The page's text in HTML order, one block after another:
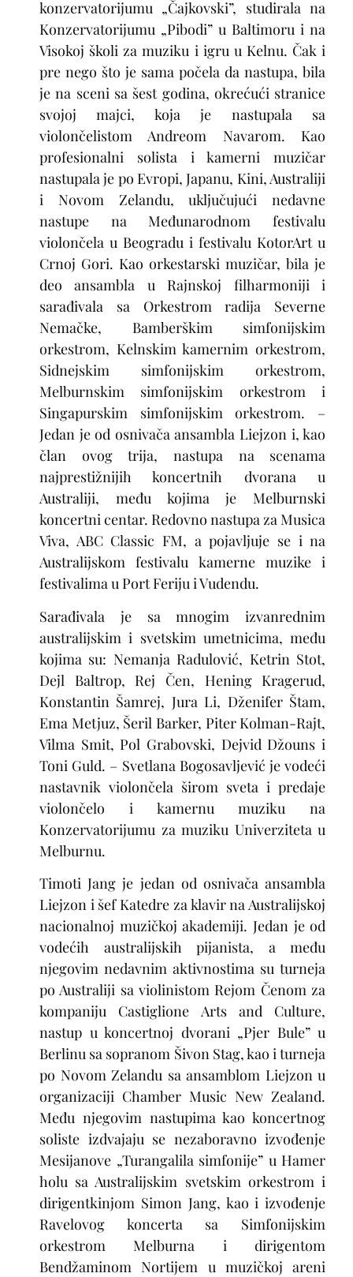
konzervatorijumu „Čajkovski”, studirala na
Konzervatorijumu „Pibodi” u Baltimoru i na
Visokoj školi za muziku i igru u Kelnu. Čak i
pre nego što je sama počela da nastupa, bila
je na sceni sa šest godina, okrećući stranice
svojoj majci, koja je nastupala sa
violončelistom Andreom Navarom. Kao
profesionalni solista i kamerni muzičar
nastupala je po Evropi, Japanu, Kini, Australiji
i Novom Zelandu, uključujući nedavne
nastupe na Međunarodnom festivalu
violončela u Beogradu i festivalu KotorArt u
Crnoj Gori. Kao orkestarski muzičar, bila je
deo ansambla u Rajnskoj filharmoniji i
sarađivala sa Orkestrom radija Severne
Nemačke, Bamberškim simfonijskim
orkestrom, Kelnskim kamernim orkestrom,
Sidnejskim simfonijskim orkestrom,
Melburnskim simfonijskim orkestrom i
Singapurskim simfonijskim orkestrom. –
Jedan je od osnivača ansambla Liejzon i, kao
član ovog trija, nastupa na scenama
najprestižnijih koncertnih dvorana u
Australiji, među kojima je Melburnski
koncertni centar. Redovno nastupa za Musica
Viva, ABC Classic FM, a pojavljuje se i na
Australijskom festivalu kamerne muzike i
festivalima u Port Feriju i Vudendu.
Sarađivala je sa mnogim izvanrednim
australijskim i svetskim umetnicima, među
kojima su: Nemanja Radulović, Ketrin Stot,
Dejl Baltrop, Rej Čen, Hening Kragerud,
Konstantin Šamrej, Jura Li, Dženifer Štam,
Ema Metjuz, Šeril Barker, Piter Kolman-Rajt,
Vilma Smit, Pol Grabovski, Dejvid Džouns i
Toni Guld. – Svetlana Bogosavljević je vodeći
nastavnik violončela širom sveta i predaje
violončelo i kamernu muziku na
Konzervatorijumu za muziku Univerziteta u
Melburnu.
Timoti Jang je jedan od osnivača ansambla
Liejzon i šef Katedre za klavir na Australijskoj
nacionalnoj muzičkoj akademiji. Jedan je od
vodećih australijskih pijanista, a među
njegovim nedavnim aktivnostima su turneja
po Australiji sa violinistom Rejom Čenom za
kompaniju Castiglione Arts and Culture,
nastup u koncertnoj dvorani „Pjer Bule” u
Berlinu sa sopranom Šivon Stag, kao i turneja
po Novom Zelandu sa ansamblom Liejzon u
organizaciji Chamber Music New Zealand.
Među njegovim nastupima kao koncertnog
soliste izdvajaju se nezaboravno izvođenje
Mesijanove „Turangalila simfonije” u Hamer
holu sa Australijskim svetskim orkestrom i
dirigentkinjom Simon Jang, kao i izvođenje
Ravelovog koncerta sa Simfonijskim
orkestrom Melburna i dirigentom
Bendžaminom Nortijem u muzičkoj areni